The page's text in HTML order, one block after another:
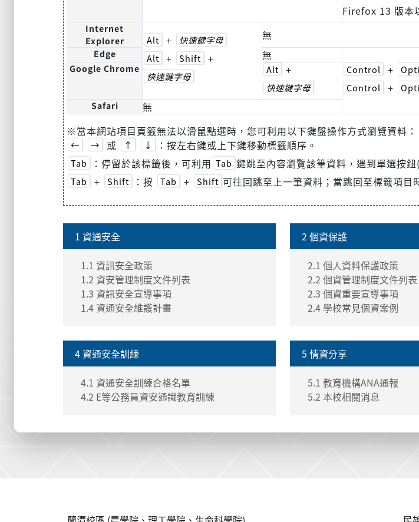
Firefox 13 版本
Internet
Explorer
Alt +
快速鍵字母
Alt
+ Shift +
快速鍵字母
無
Edge 無
Control +
Control
+
Google Chrome Alt +
快速鍵字母
Safari
無
※當本網站項目頁籤無法以滑鼠點選時，您可利用以下鍵盤操作方式瀏覽資料：
← → 或 ↑ ↓ ：按左右鍵或上下鍵移動標籤順序。
Tab ：停留於該標籤後，可利用 Tab 鍵跳至內容瀏覽該筆資料，遇到單選按
Tab + Shift ：按 Tab + Shift 可往回跳至上一筆資料；當跳回至標籤項目
1 資通安全
1.1 資訊安全政策
1.2 資安管理制度文件列表
1.3 資訊安全宣導事項
1.4 資通安全維護計畫
2 個資保護
2.1 個人資料保護政策
2.2 個資管理制度文件列表
2.3 個資重要宣導事項
2.4 學校常見個資案例
4 資通安全訓練
4.1 資通安全訓練合格名單
4.2 E等公務員資安通識教育訓練
5 情資分享
5.1 教育機構ANA通報
5.2 本校相關消息